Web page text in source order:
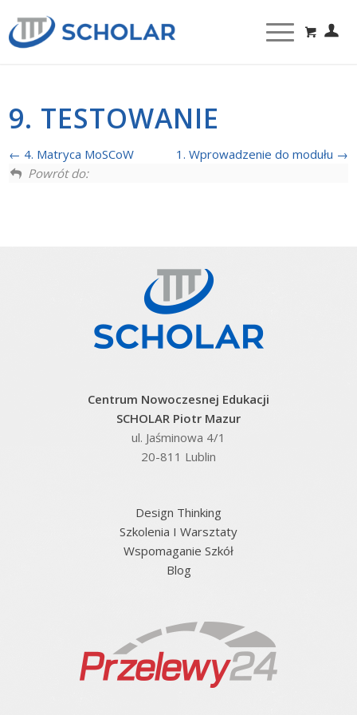
9. TESTOWANIE
4. Matryca MoSCoW
1. Wprowadzenie do modułu
Powrót do:
Centrum Nowoczesnej Edukacji
SCHOLAR Piotr Mazur
ul. Jaśminowa 4/1
20-811 Lublin
Design Thinking
Szkolenia I Warsztaty
Wspomaganie Szkół
Blog